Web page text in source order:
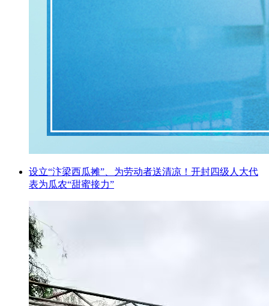
设立“汴梁西瓜摊”、为劳动者送清凉！开封四级人大代
表为瓜农“甜蜜接力”